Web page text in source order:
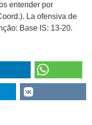
entender por
La ofensiva de
Base IS: 13-20.